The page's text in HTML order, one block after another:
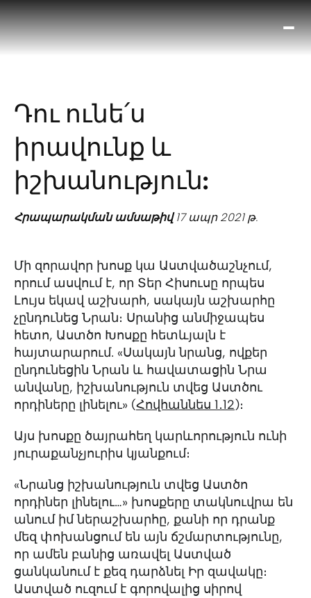
Դու ունե՛ս
իրավունք և
իշխանություն:
Հրապարակման ամսաթիվ17 ապր 2021 թ.
Մի զորավոր խոսք կա Աստվածաշնչում,
որում ասվում է, որ Տեր Հիսուսը որպես
Լույս եկավ աշխարհ, սակայն աշխարհը
չընդունեց Նրան։ Սրանից անմիջապես
հետո, Աստծո Խոսքը հետևյալն է
հայտարարում. «Սակայն նրանց, ովքեր
ընդունեցին Նրան և հավատացին Նրա
անվանը, իշխանություն տվեց Աստծու
որդիները լինելու» ‭‭(Հովհաննես‬ ‭1․12‬)։
Այս խոսքը ծայրահեղ կարևորություն ունի
յուրաքանչյուրիս կյանքում։
«Նրանց իշխանություն տվեց Աստծո
որդիներ լինելու…» խոսքերը տակնուվրա են
անում իմ ներաշխարհը, քանի որ դրանք
մեզ փոխանցում են այն ճշմարտությունը,
որ ամեն բանից առավել Աստված
ցանկանում է քեզ դարձնել Իր զավակը։
Աստված ուզում է գորովալից սիրով